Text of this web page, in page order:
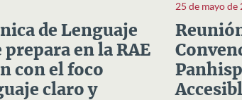
de Lenguaje
en la RAE
con el foco
claro y
25 de mayo de